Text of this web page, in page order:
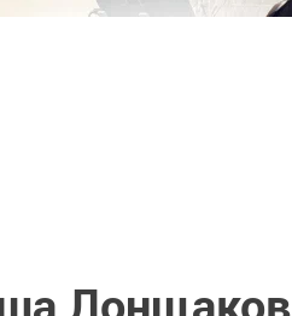
Лонщаков.